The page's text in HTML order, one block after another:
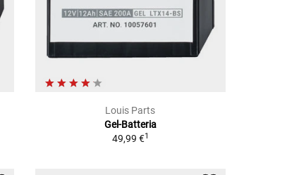
Louis Parts
Gel-Batteria
49,99 €1